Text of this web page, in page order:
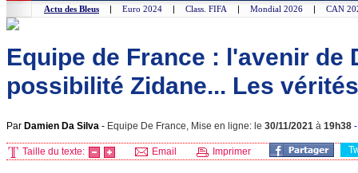
Actu des Bleus | Euro 2024 | Class. FIFA | Mondial 2026 | CAN
Equipe de France : l'avenir de
possibilité Zidane... Les
Par Damien Da Silva - Equipe De France, Mise en ligne: le 30/11/2021 à 19h38
Taille du texte: Email Imprimer